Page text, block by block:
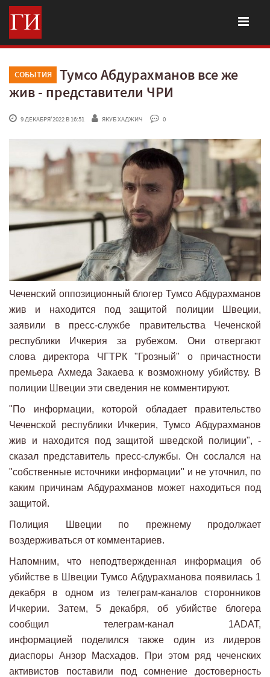
СОБЫТИЯ
Тумсо Абдурахманов все же
жив - представители ЧРИ
9 ДЕКАБРЯ'2022 В 16:51 ЯКУБ ХАДЖИЧ 0
Чеченский оппозиционный блогер Тумсо Абдурахманов
жив и находится под защитой полиции Швеции,
заявили в пресс-службе правительства Чеченской
республики Ичкерия за рубежом. Они отвергают
слова директора ЧГТРК "Грозный" о причастности
премьера Ахмеда Закаева к возможному убийству. В
полиции Швеции эти сведения не комментируют.
"По информации, которой обладает правительство
Чеченской республики Ичкерия, Тумсо Абдурахманов
жив и находится под защитой шведской полиции", -
сказал представитель пресс-службы. Он сослался на
"собственные источники информации" и не уточнил, по
каким причинам Абдурахманов может находиться под
защитой.
Полиция Швеции по прежнему продолжает
воздерживаться от комментариев.
Напомним, что неподтвержденная информация об
убийстве в Швеции Тумсо Абдурахманова появилась 1
декабря в одном из телеграм-каналов сторонников
Ичкерии. Затем, 5 декабря, об убийстве блогера
сообщил телеграм-канал 1ADAT,
информацией поделился также один из лидеров
диаспоры Анзор Масхадов. При этом ряд чеченских
активистов поставили под сомнение достоверность